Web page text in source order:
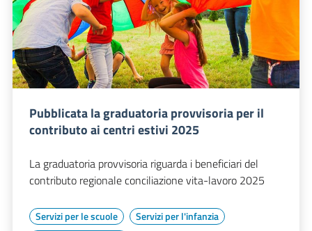
Pubblicata la graduatoria provvisoria per il
contributo ai centri estivi 2025
La graduatoria provvisoria riguarda i beneficiari del
contributo regionale conciliazione vita-lavoro 2025
Servizi per le scuole
Servizi per l'infanzia